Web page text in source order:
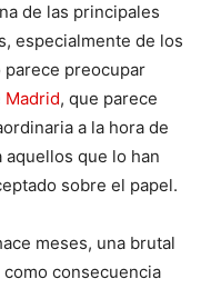
de las principales
especialmente de los
parece preocupar
Madrid, que parece
a la hora de
que lo han
sobre el papel.
meses, una brutal
consecuencia